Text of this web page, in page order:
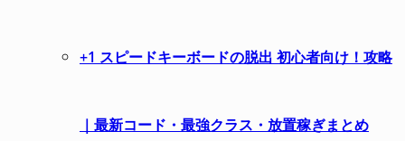
+1 スピードキーボードの脱出 初心者向け！攻略
｜最新コード・最強クラス・放置稼ぎまとめ